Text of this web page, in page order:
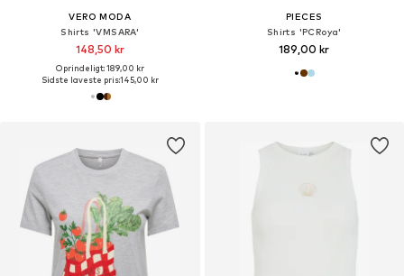
VERO MODA
Shirts 'VMSARA'
148,50 kr
Oprindeligt: 189,00 kr
Sidste laveste pris:145,00 kr
PIECES
Shirts 'PCRoya'
189,00 kr